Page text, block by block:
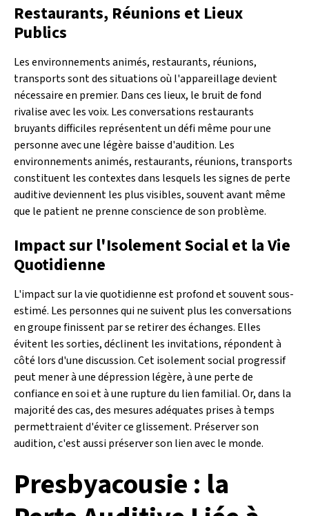
Restaurants, Réunions et Lieux
Publics
Les environnements animés, restaurants, réunions,
transports sont des situations où l'appareillage devient
nécessaire en premier. Dans ces lieux, le bruit de fond
rivalise avec les voix. Les conversations restaurants
bruyants difficiles représentent un défi même pour une
personne avec une légère baisse d'audition. Les
environnements animés, restaurants, réunions, transports
constituent les contextes dans lesquels les signes de perte
auditive deviennent les plus visibles, souvent avant même
que le patient ne prenne conscience de son problème.
Impact sur l'Isolement Social et la Vie
Quotidienne
L'impact sur la vie quotidienne est profond et souvent sous-
estimé. Les personnes qui ne suivent plus les conversations
en groupe finissent par se retirer des échanges. Elles
évitent les sorties, déclinent les invitations, répondent à
côté lors d'une discussion. Cet isolement social progressif
peut mener à une dépression légère, à une perte de
confiance en soi et à une rupture du lien familial. Or, dans la
majorité des cas, des mesures adéquates prises à temps
permettraient d'éviter ce glissement. Préserver son
audition, c'est aussi préserver son lien avec le monde.
Presbyacousie : la